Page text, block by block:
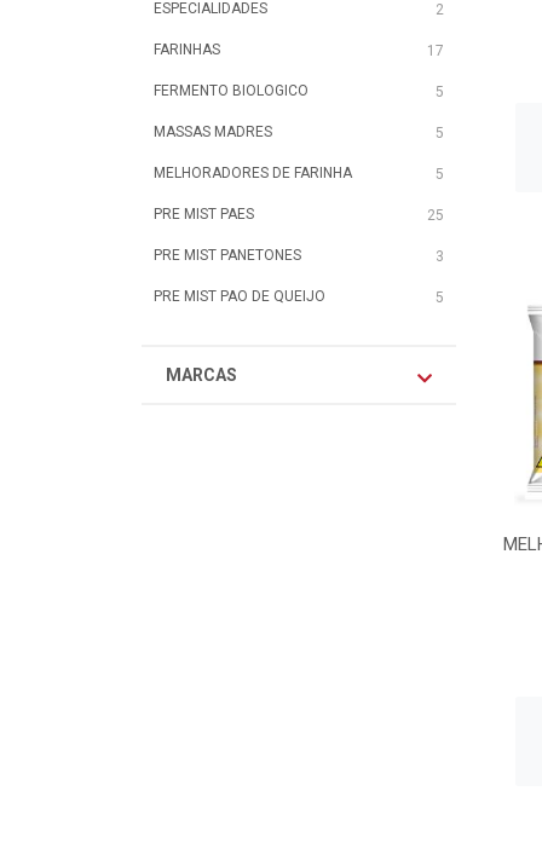
ESPECIALIDADES 2
FARINHAS 17
FERMENTO BIOLOGICO 5
MASSAS MADRES 5
MELHORADORES DE FARINHA 5
PRE MIST PAES 25
PRE MIST PANETONES 3
PRE MIST PAO DE QUEIJO 5
MARCAS